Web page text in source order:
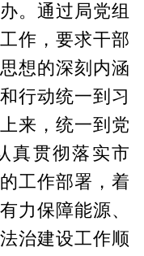
。通过局党组
作，要求干部
想的深刻内涵
行动统一到习
来，统一到党
真贯彻落实市
工作部署，着
力保障能源、
治建设工作顺